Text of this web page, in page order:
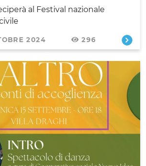
al Festival nazionale
2024 296